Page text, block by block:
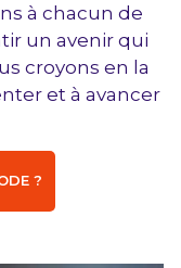
à chacun de
un avenir qui
croyons en la
et à avancer
?